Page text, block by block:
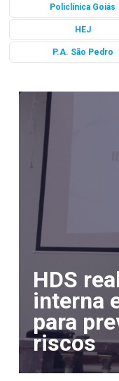
Policlínica Goiás
HEJ
P.A. São Pedro
HDS
interna
para
riscos